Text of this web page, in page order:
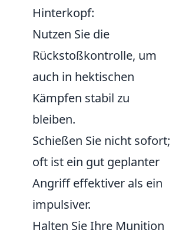
Hinterkopf:
Nutzen Sie die
Rückstoßkontrolle, um
auch in hektischen
Kämpfen stabil zu
bleiben.
Schießen Sie nicht sofort;
oft ist ein gut geplanter
Angriff effektiver als ein
impulsiver.
Halten Sie Ihre Munition